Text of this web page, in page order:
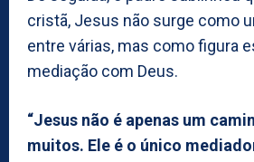
cristã, Jesus não surge como
entre várias, mas como figura
mediação com Deus.
“Jesus não é apenas um
muitos. Ele é o único